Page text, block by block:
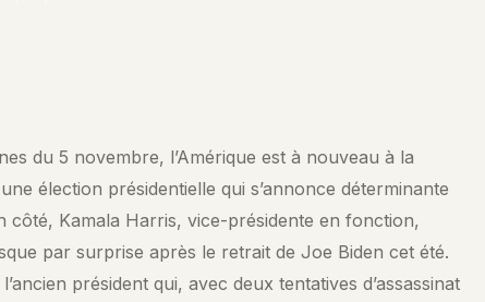
Interrogez les analyses SENCE. La recherche explore le contenu
de cet article et de nos archives pour trouver les passages les
plus pertinents.
du 5 novembre, l’Amérique est à nouveau à la
élection présidentielle qui s’annonce déterminante
côté, Kamala Harris, vice-présidente en fonction,
par surprise après le retrait de Joe Biden cet été.
président qui, avec deux tentatives d’assassinat